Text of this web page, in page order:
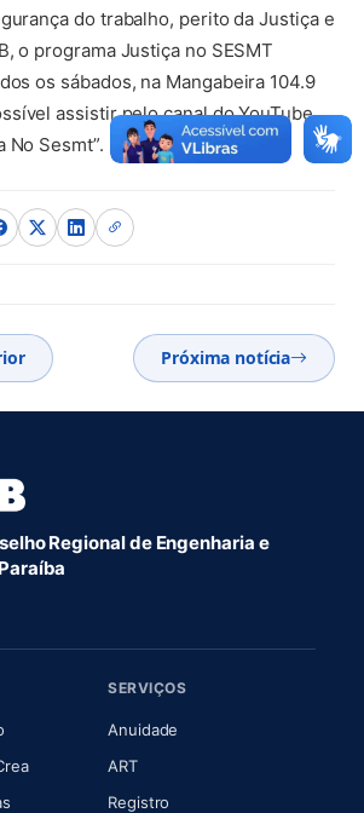
do trabalho, perito da Justiça e
o programa Justiça no SESMT
os sábados, na Mangabeira 104.9
assistir pelo canal do YouTube
No Sesmt”.
Próxima notícia
Regional de Engenharia e
(abre em nova aba)
(abre em nova aba)
SERVIÇOS
Anuidade
ART(abre em nova aba)
Registro